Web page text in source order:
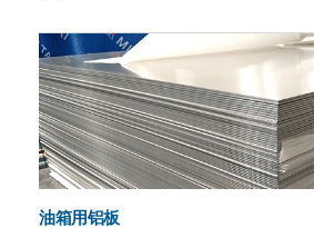
油箱用铝板